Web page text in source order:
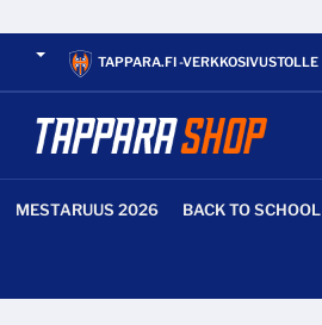
TAPPARA.FI -VERKKOSIVUSTOLLE
MESTARUUS 2026 BACK TO SCHOOL